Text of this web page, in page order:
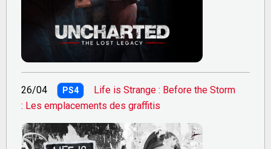
26/04 PS4
Life is Strange : Before the Storm
: Les emplacements des graffitis